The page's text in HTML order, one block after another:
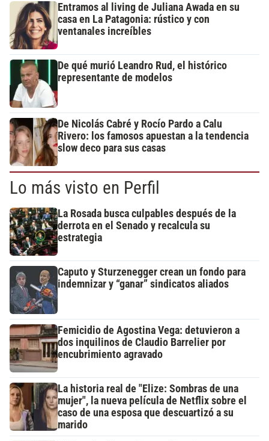
Entramos al living de Juliana Awada en su
casa en La Patagonia: rústico y con
ventanales increíbles
De qué murió Leandro Rud, el histórico
representante de modelos
De Nicolás Cabré y Rocío Pardo a Calu
Rivero: los famosos apuestan a la tendencia
slow deco para sus casas
Lo más visto en Perfil
La Rosada busca culpables después de la
derrota en el Senado y recalcula su
estrategia
Caputo y Sturzenegger crean un fondo para
indemnizar y “ganar” sindicatos aliados
Femicidio de Agostina Vega: detuvieron a
dos inquilinos de Claudio Barrelier por
encubrimiento agravado
La historia real de "Elize: Sombras de una
mujer", la nueva película de Netflix sobre el
caso de una esposa que descuartizó a su
marido